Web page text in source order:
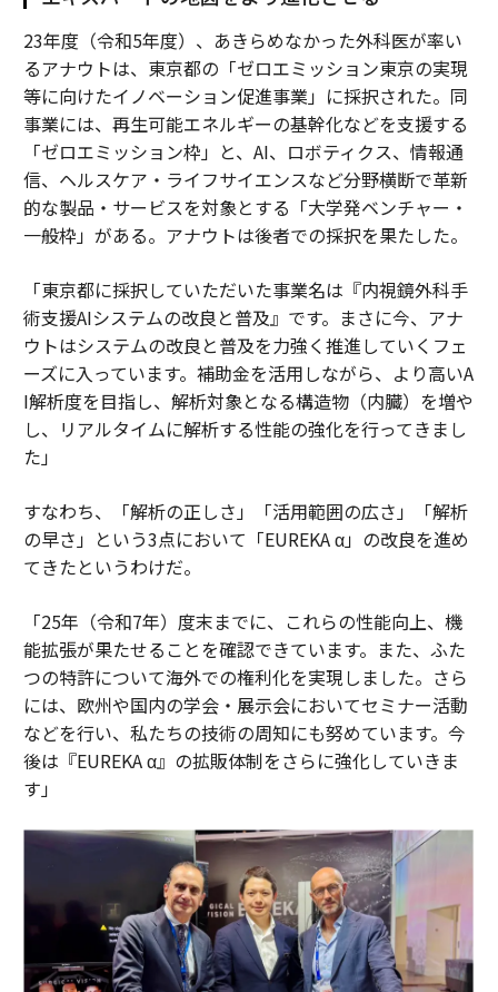
23年度（令和5年度）、あきらめなかった外科医が率い
るアナウトは、東京都の「ゼロエミッション東京の実現
等に向けたイノベーション促進事業」に採択された。同
事業には、再生可能エネルギーの基幹化などを支援する
「ゼロエミッション枠」と、AI、ロボティクス、情報通
信、ヘルスケア・ライフサイエンスなど分野横断で革新
的な製品・サービスを対象とする「大学発ベンチャー・
一般枠」がある。アナウトは後者での採択を果たした。
「東京都に採択していただいた事業名は『内視鏡外科手
術支援AIシステムの改良と普及』です。まさに今、アナ
ウトはシステムの改良と普及を力強く推進していくフェ
ーズに入っています。補助金を活用しながら、より高いA
I解析度を目指し、解析対象となる構造物（内臓）を増や
し、リアルタイムに解析する性能の強化を行ってきまし
た」
すなわち、「解析の正しさ」「活用範囲の広さ」「解析
の早さ」という3点において「EUREKA α」の改良を進め
てきたというわけだ。
「25年（令和7年）度末までに、これらの性能向上、機
能拡張が果たせることを確認できています。また、ふた
つの特許について海外での権利化を実現しました。さら
には、欧州や国内の学会・展示会においてセミナー活動
などを行い、私たちの技術の周知にも努めています。今
後は『EUREKA α』の拡販体制をさらに強化していきま
す」